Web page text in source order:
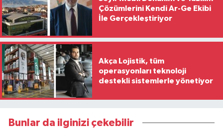
Çözümlerini Kendi Ar-Ge Ekibi
İle Gerçekleştiriyor
Akça Lojistik, tüm
operasyonları teknoloji
destekli sistemlerle yönetiyor
Bunlar da ilginizi çekebilir